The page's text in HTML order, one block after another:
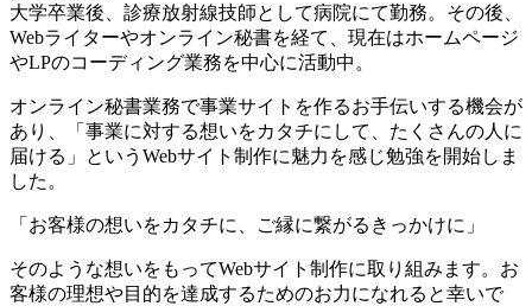
大学卒業後、診療放射線技師として病院にて勤務。その後、
Webライターやオンライン秘書を経て、現在はホームページ
やLPのコーディング業務を中心に活動中。
オンライン秘書業務で事業サイトを作るお手伝いする機会が
あり、「事業に対する想いをカタチにして、たくさんの人に
届ける」というWebサイト制作に魅力を感じ勉強を開始しま
した。
「お客様の想いをカタチに、ご縁に繋がるきっかけに」
そのような想いをもってWebサイト制作に取り組みます。お
客様の理想や目的を達成するためのお力になれると幸いで